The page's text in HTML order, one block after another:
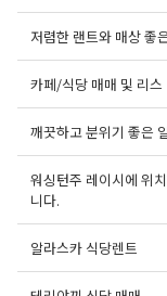
저렴한 랜트와 매상 좋
카페/식당 매매 및 리스
깨끗하고 분위기 좋은
워싱턴주 레이시에 위
니다.
알라스카 식당렌트